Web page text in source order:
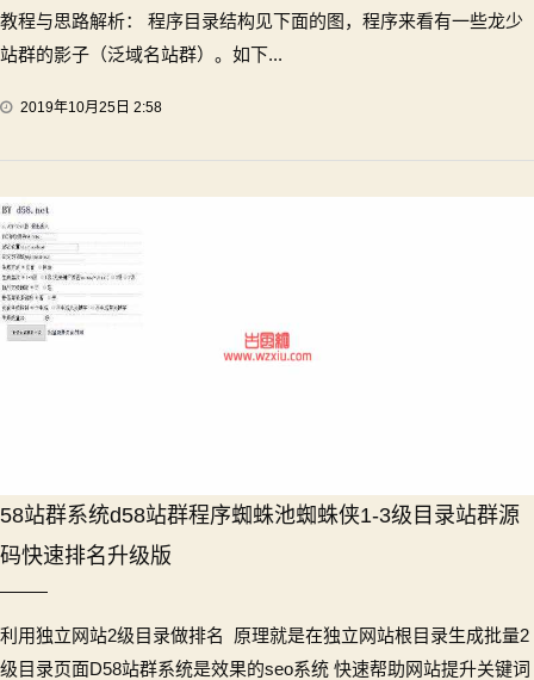
教程与思路解析： 程序目录结构见下面的图，程序来看有一些龙少
站群的影子（泛域名站群）。如下...
2019年10月25日 2:58
58站群系统d58站群程序蜘蛛池蜘蛛侠1-3级目录站群源
码快速排名升级版
利用独立网站2级目录做排名 原理就是在独立网站根目录生成批量2
级目录页面D58站群系统是效果的seo系统 快速帮助网站提升关键词